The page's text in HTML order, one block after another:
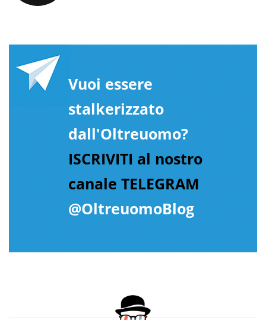
Vuoi essere
stalkerizzato
dall'Oltreuomo?
ISCRIVITI al nostro
canale TELEGRAM
@OltreuomoBlog